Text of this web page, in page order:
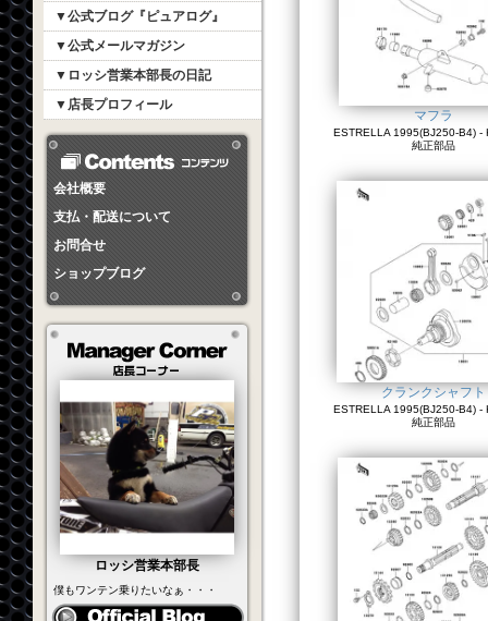
▼公式ブログ『ピュアログ』
▼公式メールマガジン
▼ロッシ営業本部長の日記
▼店長プロフィール
会社概要
支払・配送について
お問合せ
ショップブログ
ロッシ営業本部長
僕もワンテン乗りたいなぁ・・・
マフラ
ESTRELLA 1995(BJ250-B4) -
純正部品
クランクシャフト
ESTRELLA 1995(BJ250-B4) -
純正部品